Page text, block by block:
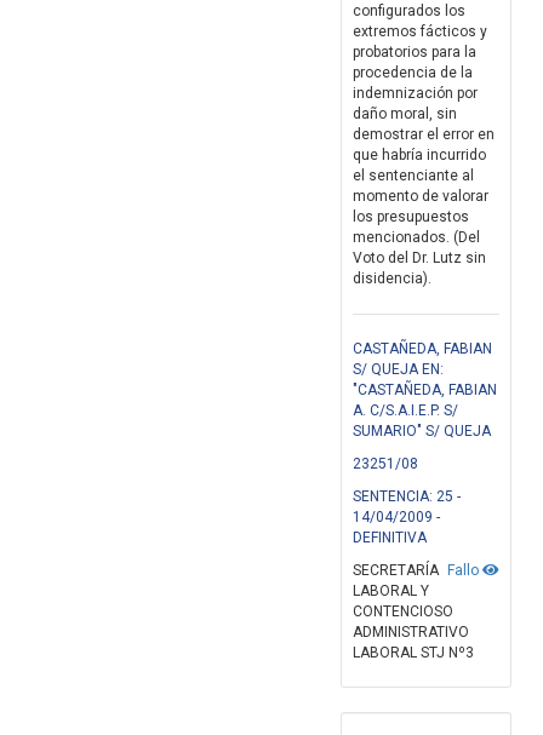
configurados los
extremos fácticos y
probatorios para la
procedencia de la
indemnización por
daño moral, sin
demostrar el error en
que habría incurrido
el sentenciante al
momento de valorar
los presupuestos
mencionados. (Del
Voto del Dr. Lutz sin
disidencia).
CASTAÑEDA, FABIAN
S/ QUEJA EN:
"CASTAÑEDA, FABIAN
A. C/S.A.I.E.P. S/
SUMARIO" S/ QUEJA
23251/08
SENTENCIA: 25 -
14/04/2009 -
DEFINITIVA
Fallo
SECRETARÍA
LABORAL Y
CONTENCIOSO
ADMINISTRATIVO
LABORAL STJ Nº3